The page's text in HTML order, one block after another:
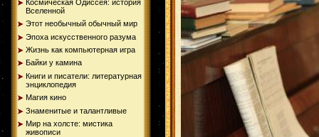
Космическая Одиссея: история
Вселенной
Этот необычный обычный мир
Эпоха искусственного разума
Жизнь как компьютерная игра
Байки у камина
Книги и писатели: литературная
энциклопедия
Магия кино
Знаменитые и талантливые
Мир на холсте: мистика
живописи